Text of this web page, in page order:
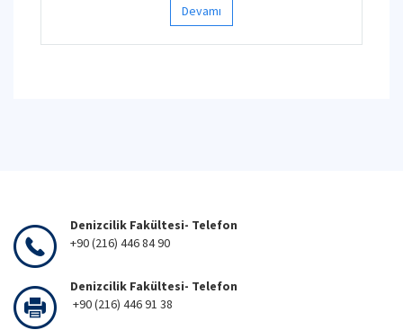
Devamı
Denizcilik Fakültesi- Telefon
+90 (216) 446 84 90
Denizcilik Fakültesi- Telefon
+90 (216) 446 91 38